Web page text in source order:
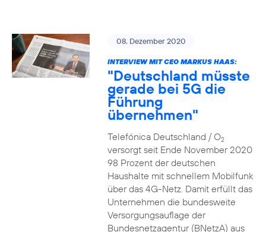
08. Dezember 2020
INTERVIEW MIT CEO MARKUS HAAS:
"Deutschland müsste
gerade bei 5G die
Führung
übernehmen"
Telefónica Deutschland / O2
versorgt seit Ende November 2020
98 Prozent der deutschen
Haushalte mit schnellem Mobilfunk
über das 4G-Netz. Damit erfüllt das
Unternehmen die bundesweite
Versorgungsauflage der
Bundesnetzagentur (BNetzA) aus